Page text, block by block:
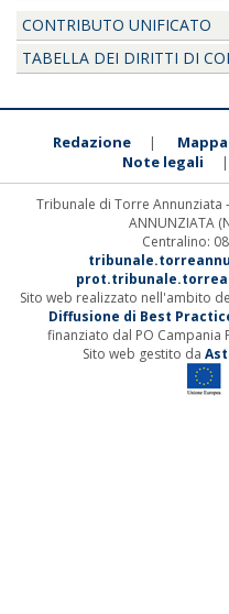
CONTRIBUTO UNIFICATO
TABELLA DEI DIRITTI DI
Redazione |
Note legali |
Tribunale di Torre Annunziata
ANNUNZIATA
Centralino:
Sito web realizzato nell'ambito
Diffusione di Best
finanziato dal PO Campania
Sito web gestito da